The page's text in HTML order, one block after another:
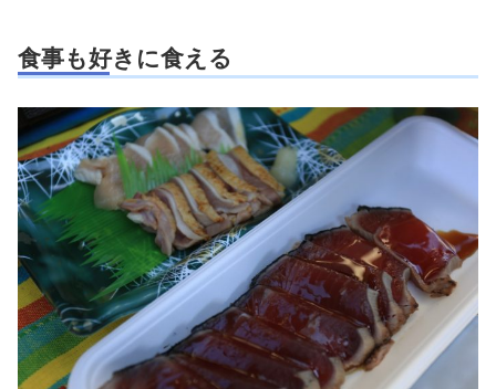
食事も好きに食える